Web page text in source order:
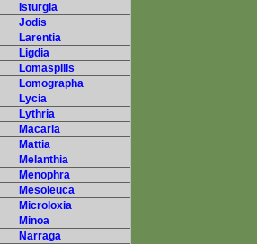
Isturgia
Jodis
Larentia
Ligdia
Lomaspilis
Lomographa
Lycia
Lythria
Macaria
Mattia
Melanthia
Menophra
Mesoleuca
Microloxia
Minoa
Narraga